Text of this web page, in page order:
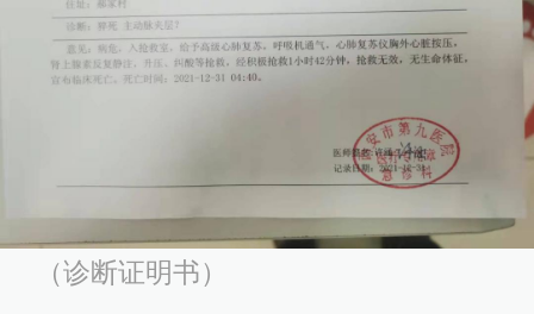
（诊断证明书）